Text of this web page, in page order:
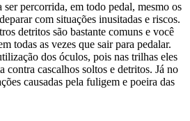
ser percorrida, em todo pedal, mesmo os
com situações inusitadas e riscos.
detritos são bastante comuns e você
todas as vezes que sair para pedalar.
dos óculos, pois nas trilhas eles
contra cascalhos soltos e detritos. Já no
causadas pela fuligem e poeira das